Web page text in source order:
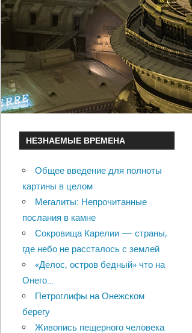
НЕЗНАЕМЫЕ ВРЕМЕНА
Общее введение для полноты
картины в целом
Мегалиты: Непрочитанные
послания в камне
Сокровища Карелии — страны,
где небо не рассталось с землей
«Делос, остров бедный» что на
Онего…
Петроглифы на Онежском
берегу
Живопись пещерного человека